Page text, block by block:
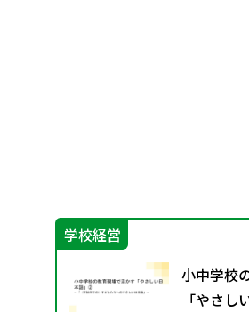
学校経営
小中学校
「やさ